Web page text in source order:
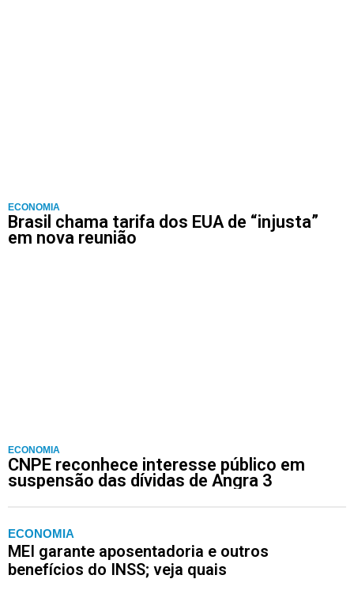
ECONOMIA
Brasil chama tarifa dos EUA de “injusta”
em nova reunião
ECONOMIA
CNPE reconhece interesse público em
suspensão das dívidas de Angra 3
ECONOMIA
MEI garante aposentadoria e outros
benefícios do INSS; veja quais